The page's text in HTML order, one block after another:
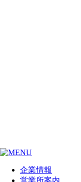
企業情報
営業所案内